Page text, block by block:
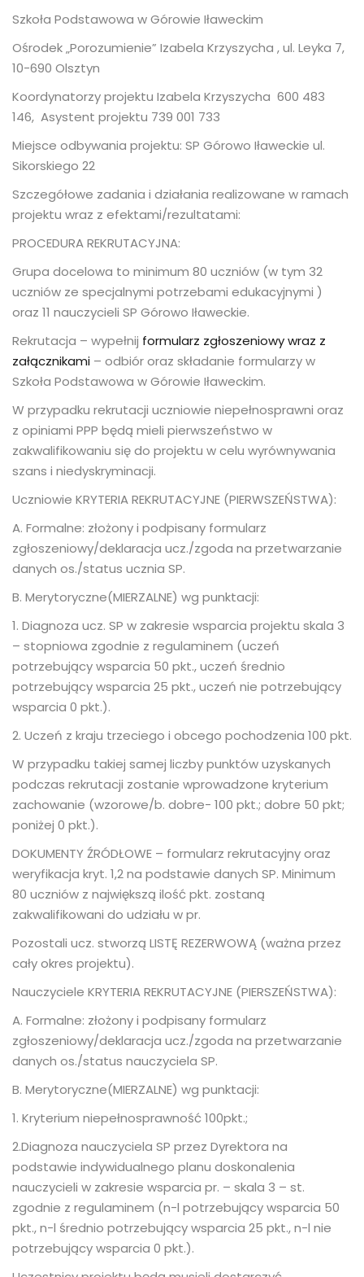
Szkoła Podstawowa w Górowie Iławeckim
Ośrodek „Porozumienie” Izabela Krzyszycha , ul. Leyka 7,
10-690 Olsztyn
Koordynatorzy projektu Izabela Krzyszycha 600 483
146, Asystent projektu 739 001 733
Miejsce odbywania projektu: SP Górowo Iławeckie ul.
Sikorskiego 22
Szczegółowe zadania i działania realizowane w ramach
projektu wraz z efektami/rezultatami:
PROCEDURA REKRUTACYJNA:
Grupa docelowa to minimum 80 uczniów (w tym 32
uczniów ze specjalnymi potrzebami edukacyjnymi )
oraz 11 nauczycieli SP Górowo Iławeckie.
Rekrutacja – wypełnij formularz zgłoszeniowy wraz z
załącznikami – odbiór oraz składanie formularzy w
Szkoła Podstawowa w Górowie Iławeckim.
W przypadku rekrutacji uczniowie niepełnosprawni oraz
z opiniami PPP będą mieli pierwszeństwo w
zakwalifikowaniu się do projektu w celu wyrównywania
szans i niedyskryminacji.
Uczniowie KRYTERIA REKRUTACYJNE (PIERWSZEŃSTWA):
A. Formalne: złożony i podpisany formularz
zgłoszeniowy/deklaracja ucz./zgoda na przetwarzanie
danych os./status ucznia SP.
B. Merytoryczne(MIERZALNE) wg punktacji:
1. Diagnoza ucz. SP w zakresie wsparcia projektu skala 3
– stopniowa zgodnie z regulaminem (uczeń
potrzebujący wsparcia 50 pkt., uczeń średnio
potrzebujący wsparcia 25 pkt., uczeń nie potrzebujący
wsparcia 0 pkt.).
2. Uczeń z kraju trzeciego i obcego pochodzenia 100 pkt.
W przypadku takiej samej liczby punktów uzyskanych
podczas rekrutacji zostanie wprowadzone kryterium
zachowanie (wzorowe/b. dobre- 100 pkt.; dobre 50 pkt;
poniżej 0 pkt.).
DOKUMENTY ŹRÓDŁOWE – formularz rekrutacyjny oraz
weryfikacja kryt. 1,2 na podstawie danych SP. Minimum
80 uczniów z największą ilość pkt. zostaną
zakwalifikowani do udziału w pr.
Pozostali ucz. stworzą LISTĘ REZERWOWĄ (ważna przez
cały okres projektu).
Nauczyciele KRYTERIA REKRUTACYJNE (PIERSZEŃSTWA):
A. Formalne: złożony i podpisany formularz
zgłoszeniowy/deklaracja ucz./zgoda na przetwarzanie
danych os./status nauczyciela SP.
B. Merytoryczne(MIERZALNE) wg punktacji:
1. Kryterium niepełnosprawność 100pkt.;
2.Diagnoza nauczyciela SP przez Dyrektora na
podstawie indywidualnego planu doskonalenia
nauczycieli w zakresie wsparcia pr. – skala 3 – st.
zgodnie z regulaminem (n-l potrzebujący wsparcia 50
pkt., n-l średnio potrzebujący wsparcia 25 pkt., n-l nie
potrzebujący wsparcia 0 pkt.).